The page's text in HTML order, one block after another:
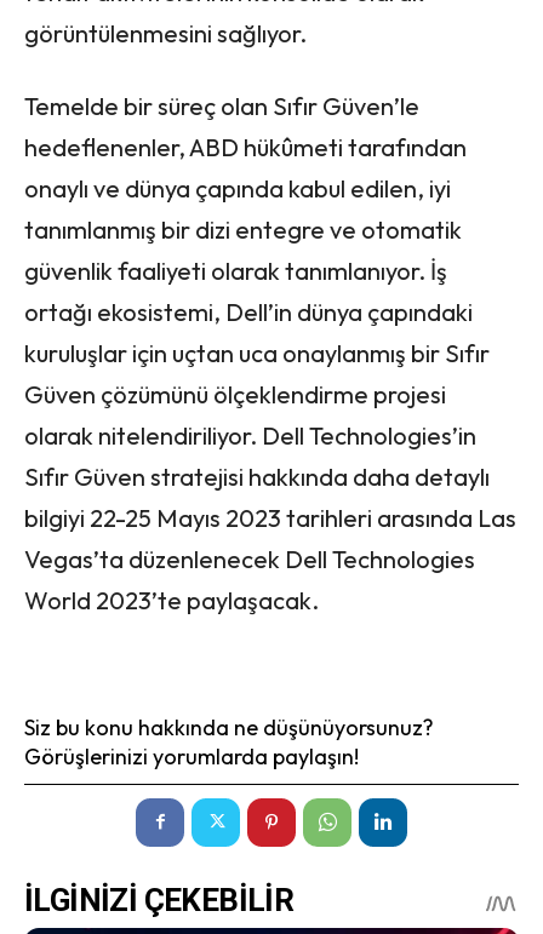
görüntülenmesini sağlıyor.
Temelde bir süreç olan Sıfır Güven’le
hedeflenenler, ABD hükûmeti tarafından
onaylı ve dünya çapında kabul edilen, iyi
tanımlanmış bir dizi entegre ve otomatik
güvenlik faaliyeti olarak tanımlanıyor. İş
ortağı ekosistemi, Dell’in dünya çapındaki
kuruluşlar için uçtan uca onaylanmış bir Sıfır
Güven çözümünü ölçeklendirme projesi
olarak nitelendiriliyor. Dell Technologies’in
Sıfır Güven stratejisi hakkında daha detaylı
bilgiyi 22-25 Mayıs 2023 tarihleri arasında Las
Vegas’ta düzenlenecek Dell Technologies
World 2023’te paylaşacak.
Siz bu konu hakkında ne düşünüyorsunuz?
Görüşlerinizi yorumlarda paylaşın!